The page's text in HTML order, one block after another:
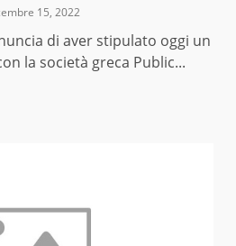
15, 2022
di aver stipulato oggi un
la società greca Public...